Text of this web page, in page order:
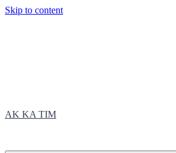
Skip to content
AK KA TIM